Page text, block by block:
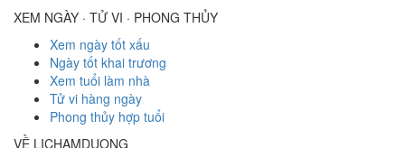
XEM NGÀY · TỬ VI · PHONG THỦY
Xem ngày tốt xấu
Ngày tốt khai trương
Xem tuổi làm nhà
Tử vi hàng ngày
Phong thủy hợp tuổi
VỀ LICHAMDUONG